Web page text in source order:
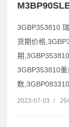
3GBP353810
货期价格
期
3GBP353810
数
2023-07-03 /